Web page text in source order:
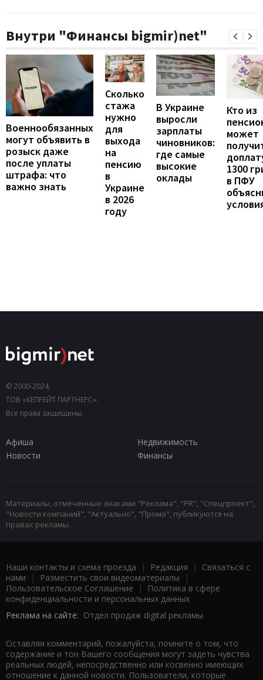
Внутри "Финансы bigmir)net"
Военнообязанных
могут объявить в
розыск даже
после уплаты
штрафа: что
важно знать
Сколько
стажа
нужно
для
выхода
на
пенсию
в
Украине
в 2026
году
В Украине
выросли
зарплаты
чиновников:
где самые
высокие
оклады
Кто из
может
1300
в ПФУ
© 2000-2024,
ТОВ «КЕПРЕЙТ ПАРТНЕРС».
Все права защищены.
Афиша
Недвижимость
Новости
Финансы
Материалы, отмеченные знаками "Реклама", "PR", "Спецпроект",
"Новости компаний", "Актуально", "Промо", публикуются на
правах рекламы.
Наши контакты и схема проезда | Редакция | Связаться с
нами | Разместить свои видеоматериалы |
Пользовательское Соглашение |
Политика в сфере
конфиденциальности и персональных данных
Реклама на сайте: Отдел продаж digital рекламы
Оставляя комментарий, пожалуйста, помните о том, что
содержание и тон Вашего сообщения могут задеть чувства
реальных людей, непосредственно или косвенно имеющих
отношение к данной новости. Пользователи, которые